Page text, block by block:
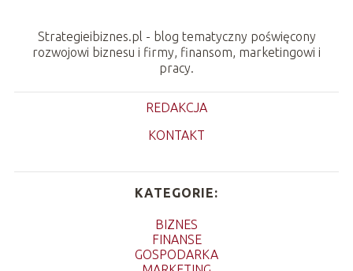
Strategieibiznes.pl - blog tematyczny poświęcony
rozwojowi biznesu i firmy, finansom, marketingowi i
pracy.
REDAKCJA
KONTAKT
KATEGORIE:
BIZNES
FINANSE
GOSPODARKA